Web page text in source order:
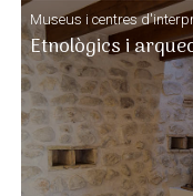
Museus i centres
Etnològics i